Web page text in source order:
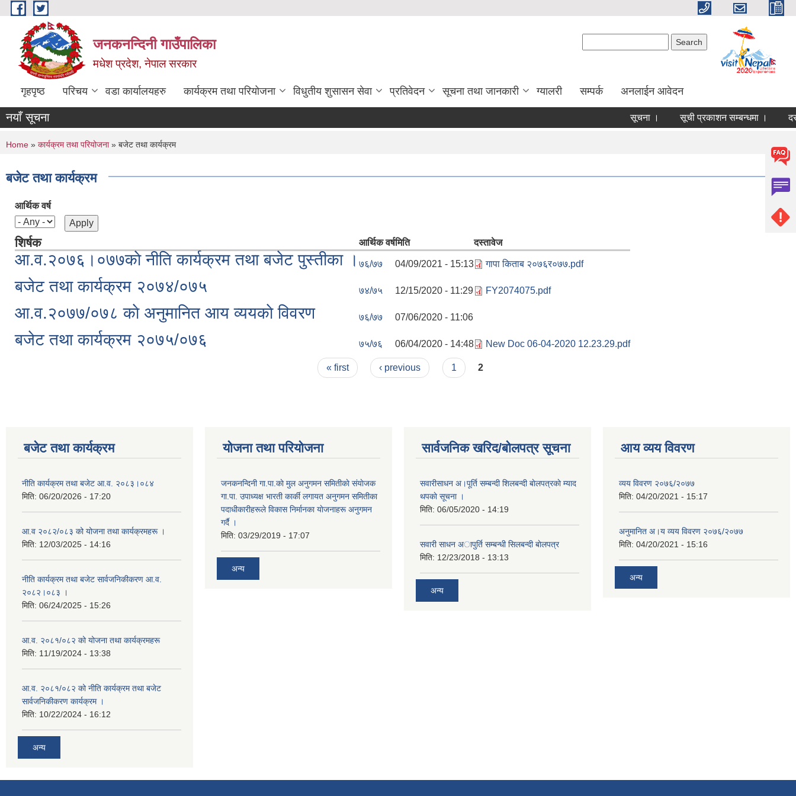
Skip to main content
जनकनन्दिनी गाउँपालिका
मधेश प्रदेश, नेपाल सरकार
गृहपृष्ठ परिचय वडा कार्यालयहरु कार्यक्रम तथा परियोजना विधुतीय शुसासन सेवा प्रतिवेदन सूचना तथा जानकारी ग्यालरी सम्पर्क अनलाईन आवेदन
नयाँ सूचना सूचना । सूची प्रकाशन सम्बन्धमा ।
You are here
Home » कार्यक्रम तथा परियोजना» बजेट तथा कार्यक्रम
बजेट तथा कार्यक्रम
आर्थिक वर्ष
शिर्षक आर्थिक वर्षमिति दस्तावेज
आ.व.२०७६।०७७काे नीति कार्यक्रम तथा बजेट पुस्तीका । ७६/७७ 04/09/2021 - 15:13 गापा किताब २०७६र०७७.pdf
बजेट तथा कार्यक्रम २०७४/०७५ ७४/७५ 12/15/2020 - 11:29 FY2074075.pdf
आ.व.२०७७/०७८ काे अनुमानित आय व्ययकाे विवरण ७६/७७ 07/06/2020 - 11:06
बजेट तथा कार्यक्रम २०७५/०७६ ७५/७६ 06/04/2020 - 14:48 New Doc 06-04-2020 12.23.29.pdf
« first ‹ previous 1 2
बजेट तथा कार्यक्रम
नीति कार्यक्रम तथा बजेट आ.व. २०८३।०८४
मिति: 06/20/2026 - 17:20
आ.व २०८२/०८३ को योजना तथा कार्यक्रमहरू ।
मिति: 12/03/2025 - 14:16
नीति कार्यक्रम तथा बजेट सार्वजनिकीकरण आ.व.
२०८२।०८३ ।
मिति: 06/24/2025 - 15:26
आ.व. २०८१/०८२ को योजना तथा कार्यक्रमहरू
मिति: 11/19/2024 - 13:38
आ.व. २०८१/०८२ को नीति कार्यक्रम तथा बजेट
सार्वजनिकीकरण कार्यक्रम ।
मिति: 10/22/2024 - 16:12
अन्य
योजना तथा परियोजना
जनकनन्दिनी गा.पा.काे मुल अनुगमन समितीकाे संयाेजक
गा.पा. उपाध्यक्ष भारती कार्की लगायत अनुगमन समितीका
पदाधीकारीहरूले विकास निर्मानका याेजनाहरू अनुगमन
गर्दै ।
मिति: 03/29/2019 - 17:07
अन्य
सार्वजनिक खरिद/बोलपत्र सूचना
सवारीसाधन अ।पूर्ति सम्बन्दी शिलबन्दी बाेलपत्रकाे म्याद
थपकाे सूचना ।
मिति: 06/05/2020 - 14:19
सवारी साधन अापुर्ति सम्बन्धी सिलबन्दी बाेलपत्र
मिति: 12/23/2018 - 13:13
अन्य
आय व्यय विवरण
व्यय विवरण २०७६/२०७७
मिति: 04/20/2021 - 15:17
अनुमानित अ।य व्यय विवरण २०७६/२०७७
मिति: 04/20/2021 - 15:16
अन्य